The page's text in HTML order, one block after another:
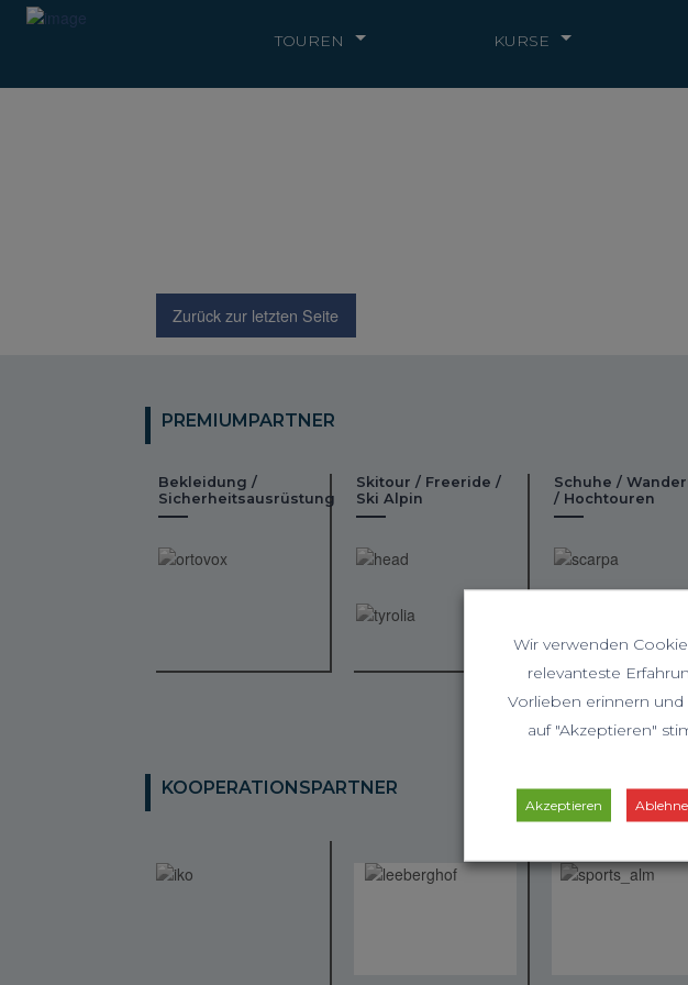
TOUREN KURSE
Zurück zur letzten Seite
PREMIUMPARTNER
Bekleidung /
Sicherheitsausrüstung
Skitour / Freeride /
Ski Alpin
Schuhe /
/ Hochtouren
KOOPERATIONSPARTNER
Wir verwenden
relevanteste
Vorlieben erinnern
auf "Akzeptieren"
Akzeptieren